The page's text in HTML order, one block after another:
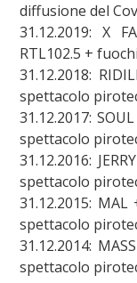
diffusione del
31.12.2019: X
RTL102.5 +
31.12.2018:
spettacolo
31.12.2017:
spettacolo
31.12.2016:
spettacolo
31.12.2015:
spettacolo
31.12.2014:
spettacolo